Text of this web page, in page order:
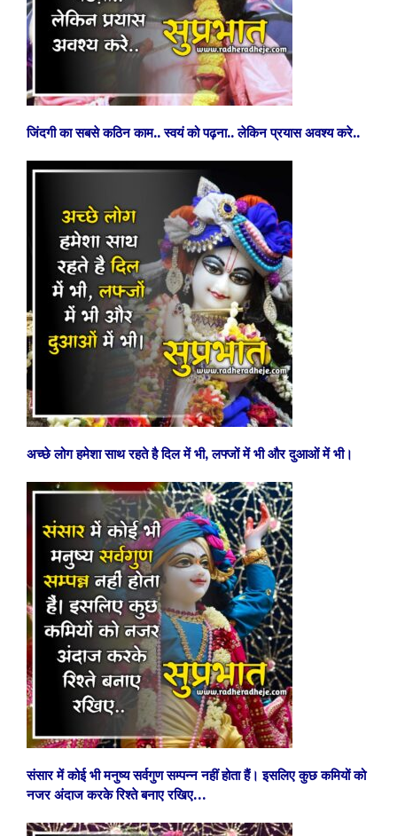
जिंदगी का सबसे कठिन काम..स्वयं को पढ़ना..लेकिन प्रयास अवश्य करे..
अच्छे लोग हमेशा साथ रहते है दिल में भी, लफ्जों में भी और दुआओं में भी।
संसार में कोई भी मनुष्य सर्वगुण सम्पन्न नहीं होता हैं। इसलिए कुछ कमियों को
नजर अंदाज करके रिश्ते बनाए रखिए…